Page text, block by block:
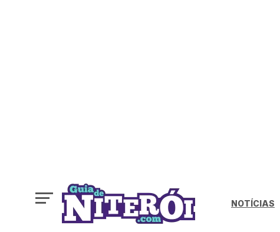
NOTÍCIAS